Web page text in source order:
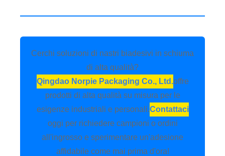
Cerchi soluzioni di nastri biadesivi in ​​schiuma
di alta qualità?
Qingdao Norpie Packaging Co., Ltd.offre
prodotti di alta qualità su misura per le
esigenze industriali e personali.Contattaci
oggi per richiedere campioni o ordini
all'ingrosso e sperimentare un'adesione
affidabile come mai prima d'ora!